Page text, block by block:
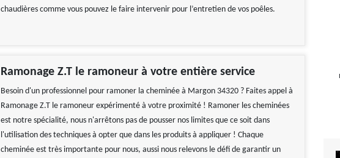
chaudières comme vous pouvez le faire intervenir pour l’entretien de vos poêles.
Ramonage Z.T le ramoneur à votre entière service
Besoin d'un professionnel pour ramoner la cheminée à Margon 34320 ? Faites appel à
Ramonage Z.T le ramoneur expérimenté à votre proximité ! Ramoner les cheminées
est notre spécialité, nous n'arrêtons pas de pousser nos limites que ce soit dans
l'utilisation des techniques à opter que dans les produits à appliquer ! Chaque
cheminée est très importante pour nous, aussi nous relevons le défi de garantir un